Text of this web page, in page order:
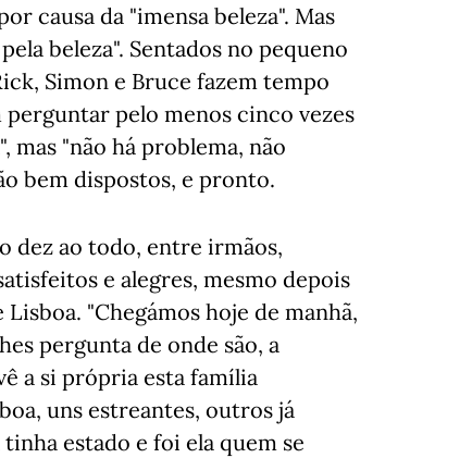
causa da "imensa beleza". Mas
beleza". Sentados no pequeno
Simon e Bruce fazem tempo
pelo menos cinco vezes
mas "não há problema, não
bem dispostos, e pronto.
dez ao todo, entre irmãos,
e alegres, mesmo depois
"Chegámos hoje de manhã,
pergunta de onde são, a
a si própria esta família
uns estreantes, outros já
estado e foi ela quem se